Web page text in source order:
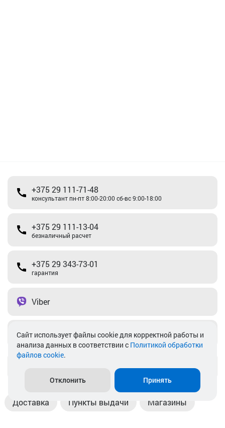
+375 29 111-71-48
консультант пн-пт 8:00-20:00 сб-вс 9:00-18:00
+375 29 111-13-04
безналичный расчет
+375 29 343-73-01
гарантия
Viber
Telegram
Доставка Пункты выдачи Магазины
Cайт использует файлы cookie для корректной работы и
анализа данных в соответствии с Политикой обработки
файлов cookie.
Отклонить Принять